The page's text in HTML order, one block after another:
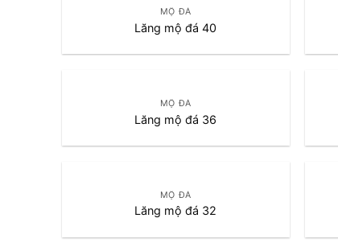
MỘ ĐÁ
Lăng mộ đá 40
MỘ ĐÁ
Lăng mộ đá 36
MỘ ĐÁ
Lăng mộ đá 32